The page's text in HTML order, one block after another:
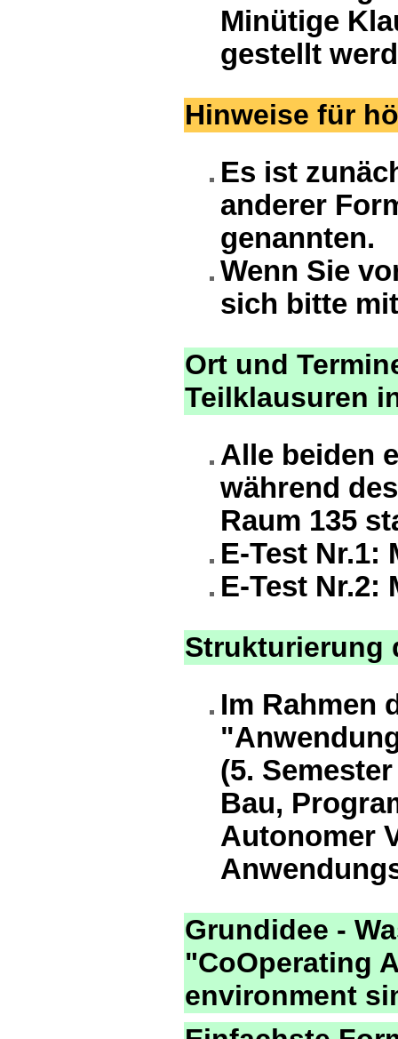
Minütige
gestellt
Hinweise für
Es ist
anderer
genannten.
Wenn Sie
sich bitte
Ort und
Teilklausuren
Alle beiden
während
Raum 135
E-Test Nr.1:
E-Test Nr.2:
Strukturierung
Im Rahmen
(5.
Bau,
Autonomer
Grundidee -
"CoOperating
environment